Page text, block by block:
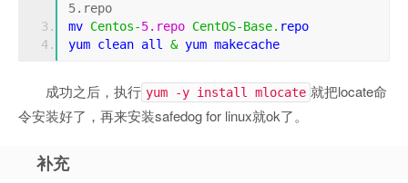
5.repo
mv Centos-5.repo CentOS-Base. repo
yum clean all & yum makecache
成功之后，执行 yum -y install mlocate 就把locate命
令安装好了，再来安装safedog for linux就ok了。
补充